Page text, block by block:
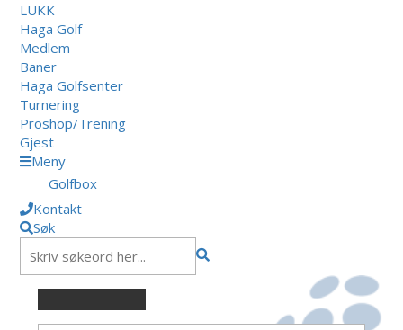
LUKK
Haga Golf
Medlem
Baner
Haga Golfsenter
Turnering
Proshop/Trening
Gjest
Meny
Golfbox
Kontakt
Søk